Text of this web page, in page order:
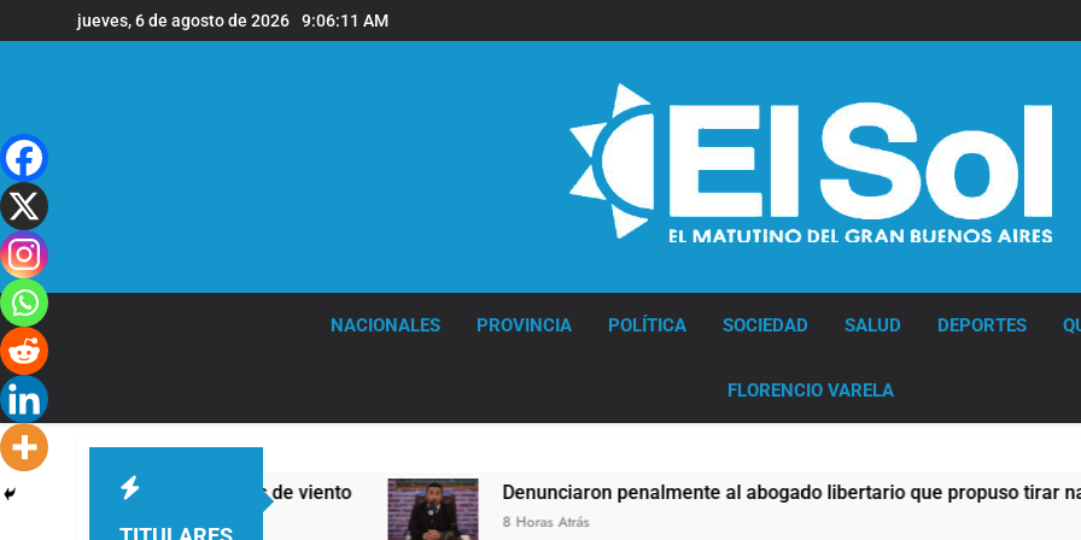
al
jueves, 6 de agosto de 2026 9:06:12 AM
NACIONALES PROVINCIA POLÍTICA SOCIEDAD SALUD DEPORTES
FLORENCIO VARELA
fuertes ráfagas de viento Denunciaron penalmente al abogado libertario que propuso tirar napalm
8 Horas Atrás